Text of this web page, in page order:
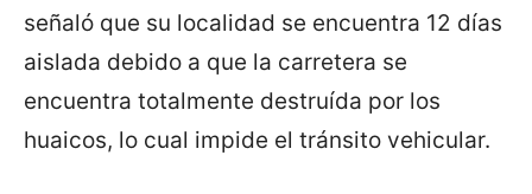
señaló que su localidad se encuentra 12 días
aislada debido a que la carretera se
encuentra totalmente destruída por los
huaicos, lo cual impide el tránsito vehicular.